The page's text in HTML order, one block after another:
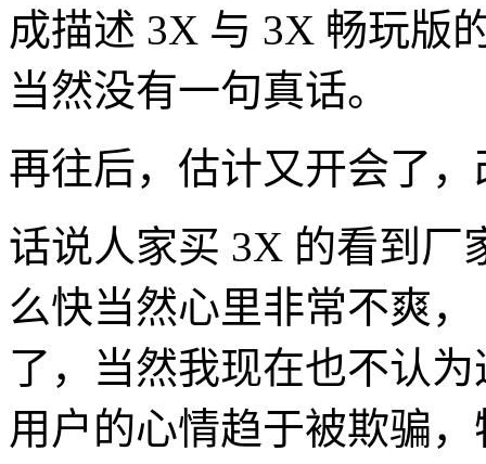
成描述 3X 与 3X 畅玩版
当然没有一句真话。
再往后，估计又开会了
话说人家买 3X 的看到厂
么快当然心里非常不爽
了，当然我现在也不认
用户的心情趋于被欺骗